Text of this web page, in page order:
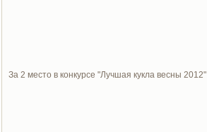
За 2 место в конкурсе "Лучшая кукла весны 2012"